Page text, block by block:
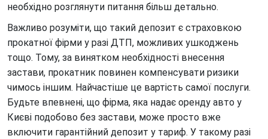
необхідно розглянути питання більш детально.
Важливо розуміти, що такий депозит є страховкою
прокатної фірми у разі ДТП, можливих ушкоджень
тощо. Тому, за винятком необхідності внесення
застави, прокатник повинен компенсувати ризики
чимось іншим. Найчастіше це вартість самої послуги.
Будьте впевнені, що фірма, яка надає оренду авто у
Києві подобово без застави, може просто вже
включити гарантійний депозит у тариф. У такому разі